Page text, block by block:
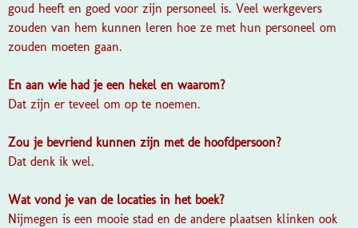
goud heeft en goed voor zijn personeel is. Veel werkgevers
zouden van hem kunnen leren hoe ze met hun personeel om
zouden moeten gaan.
En aan wie had je een hekel en waarom?
Dat zijn er teveel om op te noemen.
Zou je bevriend kunnen zijn met de hoofdpersoon?
Dat denk ik wel.
Wat vond je van de locaties in het boek?
Nijmegen is een mooie stad en de andere plaatsen klinken ook